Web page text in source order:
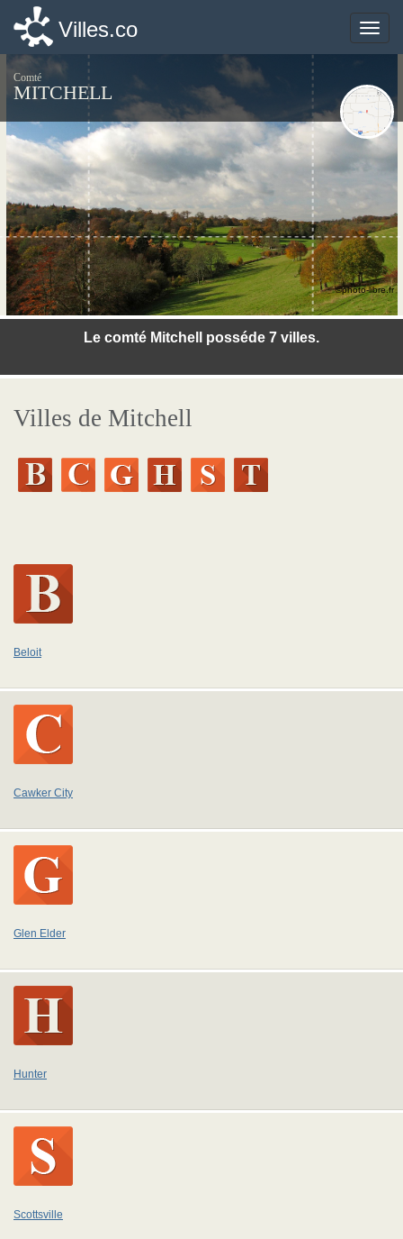
Toggle
Villes.co
Comté
MITCHELL
Le comté Mitchell posséde 7 villes.
©photo-libre.fr
Villes de Mitchell
Beloit
Cawker City
Glen Elder
Hunter
Scottsville
Toggle
Villes.co